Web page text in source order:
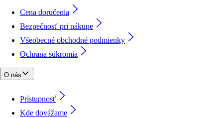
Cena doručenia
Bezpečnosť pri nákupe
Všeobecné obchodné podmienky
Ochrana súkromia
O nás
Prístupnosť
Kde dovážame